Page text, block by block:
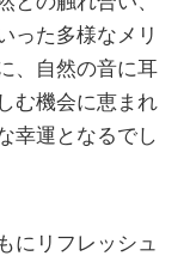
った多様なメリ
、自然の音に耳
む機会に恵まれ
幸運となるでし
にリフレッシュ